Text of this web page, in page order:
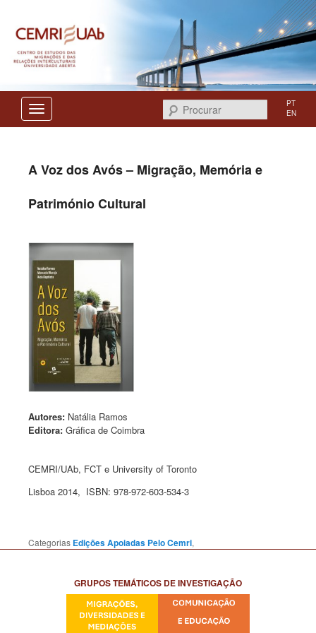
CEMRI
Procurar
PT
EN
A Voz dos Avós – Migração, Memória e
Património Cultural
Autores: Natália Ramos
Editora:Gráfica de Coimbra
CEMRI/UAb, FCT e University of Toronto
Lisboa 2014, ISBN: 978-972-603-534-3
Categorias Edições Apoiadas Pelo Cemri,
GRUPOS TEMÁTICOS DE INVESTIGAÇÃO